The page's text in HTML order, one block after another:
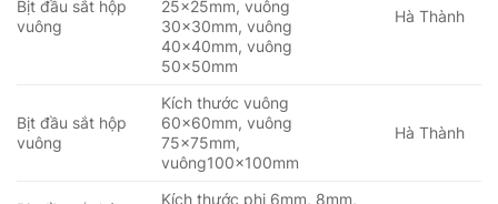
Bịt đầu sắt hộp
vuông
25x25mm, vuông
30x30mm, vuông
40x40mm, vuông
50x50mm
Hà Thành
Bịt đầu sắt hộp
vuông
Kích thước vuông
60x60mm, vuông
75x75mm,
vuông100x100mm
Hà Thành
Kích thước phi 6mm, 8mm,